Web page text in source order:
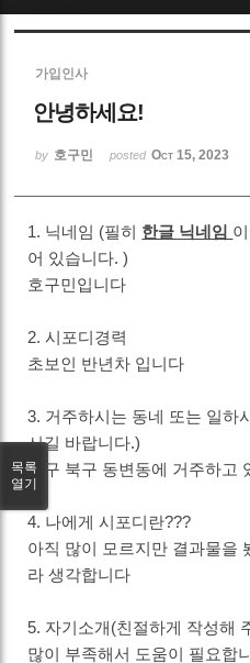
가입인사
안녕하세요!
by 호구민 posted Oct 15, 2023
1. 닉네임 (필히 한글 닉네임
어 있습니다. )
호구민입니다
2. 시포디경력
초보인 반년차 입니다
3. 거주하시는 동네 또는 일하
시길 바랍니다.)
대구 북구 동변동에 거주하고
4. 나에게 시포디란???
아직 많이 모르지만 결과물을
라 생각합니다
5. 자기소개(친절하게 작성해
많이 부족해서 도움이 필요합
목록
열기
Sketchbook5, 스
Sketchbook5,